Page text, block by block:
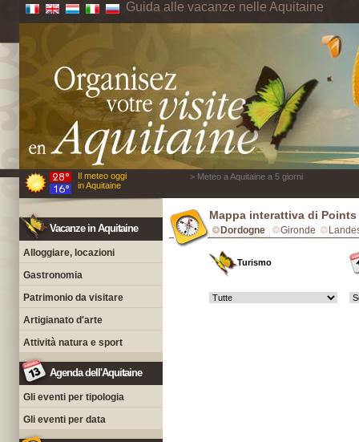
Guida alle vacanze nelle Aquitaine
Il meteo oggi
in Aquitaine
> Meteo a Aquitaine a 5 giorni
Vacanze in Aquitaine
Alloggiare, locazioni
Gastronomia
Patrimonio da visitare
Artigianato d'arte
Attività natura e sport
Agenda dell'Aquitaine
Gli eventi per tipologia
Gli eventi per data
Mappa interattiva di
Dordogne Gironde
Turismo